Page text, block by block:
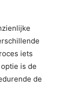
iets
is de
de